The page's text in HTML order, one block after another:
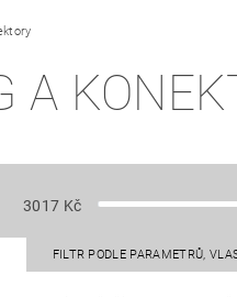
A
3017 Kč
FILTR PODLE PARAMETRŮ,